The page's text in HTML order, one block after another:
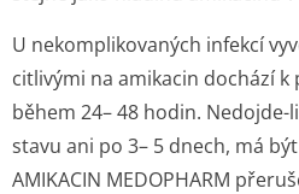
U nekomplikovaných infekcí
citlivými na amikacin dochází
během 24– 48 hodin. Nedojde-
stavu ani po 3– 5 dnech, má
AMIKACIN MEDOPHARM